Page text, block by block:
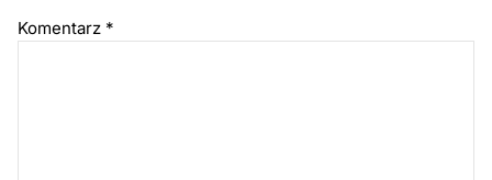
Komentarz *